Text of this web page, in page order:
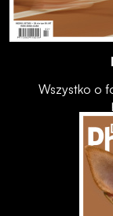
Wszystko o